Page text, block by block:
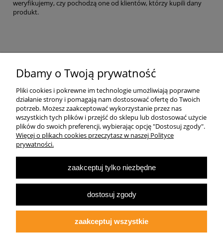
weryfikujemy, czy pochodzą one od klientów, którzy kupili dany
produkt.
Pomoc
Dostawa
Moje konto
Największa Księgarnia Internetowa Po Prawej Stronie, ulubiona księgarnia
Multibook.pl- Wszelkie prawa zastrzeżone.
Księgarnia prawicowa, prawicowe książki, katolicyzm, tradycjonalizm, patriotyzm,
koszulki patriotyczne.
Dbamy o Twoją prywatność
Pliki cookies i pokrewne im technologie umożliwiają poprawne
działanie strony i pomagają nam dostosować ofertę do Twoich
potrzeb. Możesz zaakceptować wykorzystanie przez nas
wszystkich tych plików i przejść do sklepu lub dostosować użycie
plików do swoich preferencji, wybierając opcję "Dostosuj zgody".
Więcej o plikach cookies przeczytasz w naszej Polityce
prywatności.
zaakceptuj tylko niezbędne
dostosuj zgody
zaakceptuj wszystkie